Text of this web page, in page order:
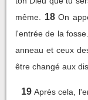
même.
18 On
l'entrée de la
anneau et ceux
être changé aux
19 Après cela,